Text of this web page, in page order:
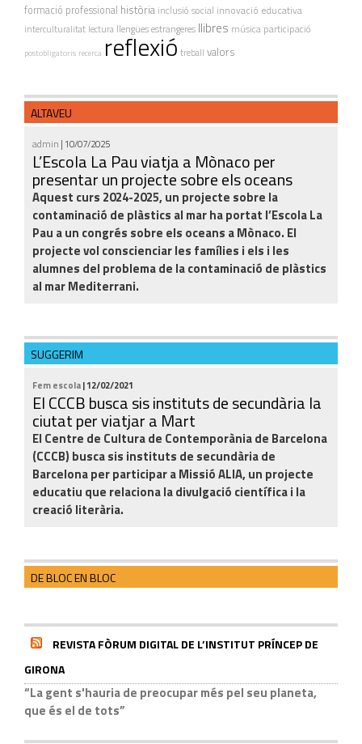
formació professional història inclusió social innovació educativa
interculturalitat lectura llengües estrangeres llibres música participació
postobligatoris recerca reflexiótreball valors
ALTAVEU
admin | 10/07/2025
L’Escola La Pau viatja a Mònaco per
presentar un projecte sobre els oceans
Aquest curs 2024-2025, un projecte sobre la
contaminació de plàstics al mar ha portat l’Escola La
Pau a un congrés sobre els oceans a Mònaco. El
projecte vol conscienciar les famílies i els i les
alumnes del problema de la contaminació de plàstics
al mar Mediterrani.
SUGGERIM
Fem escola| 12/02/2021
El CCCB busca sis instituts de secundària la
ciutat per viatjar a Mart
El Centre de Cultura de Contemporània de Barcelona
(CCCB) busca sis instituts de secundària de
Barcelona per participar a Missió ALIA, un projecte
educatiu que relaciona la divulgació científica i la
creació literària.
DE BLOC EN BLOC
REVISTA FÒRUM DIGITAL DE L’INSTITUT PRÍNCEP DE
GIRONA
“La gent s'hauria de preocupar més pel seu planeta,
que és el de tots”